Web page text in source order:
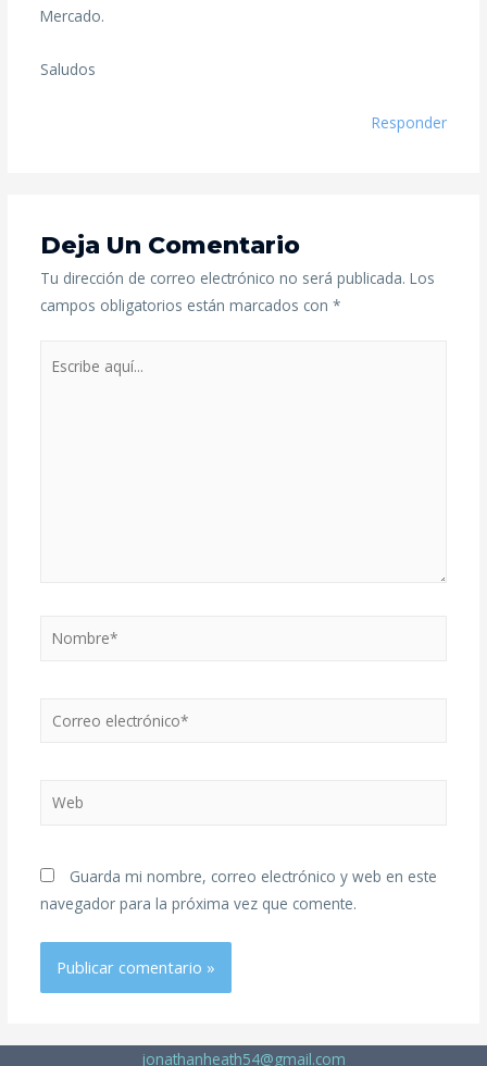
Mercado.
Saludos
Responder
Deja Un Comentario
Tu dirección de correo electrónico no será publicada. Los
campos obligatorios están marcados con *
Guarda mi nombre, correo electrónico y web en este
navegador para la próxima vez que comente.
jonathanheath54@gmail.com